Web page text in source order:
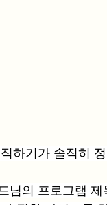
하기가 솔직히
님의 프로그램